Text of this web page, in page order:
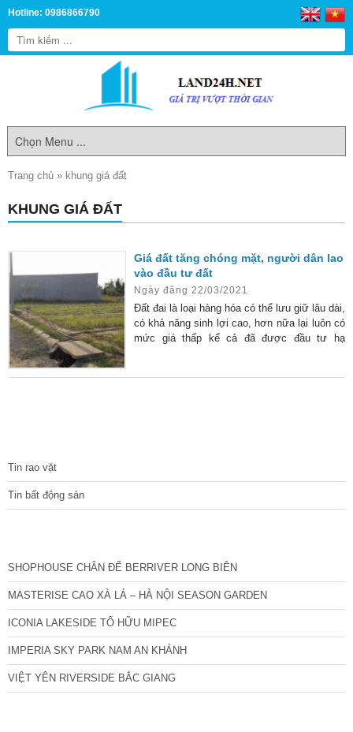
Hotline: 0986866790
Trang chủ » khung giá đất
KHUNG GIÁ ĐẤT
Giá đất tăng chóng mặt, người dân lao
vào đầu tư đất
Ngày đăng 22/03/2021
Đất đai là loại hàng hóa có thể lưu giữ lâu dài,
có khả năng sinh lợi cao, hơn nữa lại luôn có
mức giá thấp kể cả đã được đầu tư hạ
Tin rao vặt
Tin bất động sản
SHOPHOUSE CHÂN ĐẾ BERRIVER LONG BIÊN
MASTERISE CAO XÀ LÁ – HÀ NỘI SEASON GARDEN
ICONIA LAKESIDE TỐ HỮU MIPEC
IMPERIA SKY PARK NAM AN KHÁNH
VIỆT YÊN RIVERSIDE BẮC GIANG